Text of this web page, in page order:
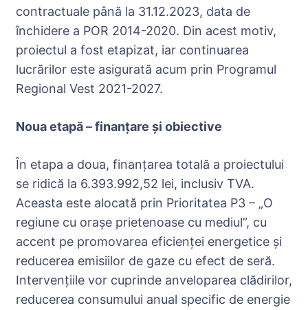
contractuale până la 31.12.2023, data de
închidere a POR 2014-2020. Din acest motiv,
proiectul a fost etapizat, iar continuarea
lucrărilor este asigurată acum prin Programul
Regional Vest 2021-2027.
Noua etapă – finanțare și obiective
În etapa a doua, finanțarea totală a proiectului
se ridică la 6.393.992,52 lei, inclusiv TVA.
Aceasta este alocată prin Prioritatea P3 – „O
regiune cu orașe prietenoase cu mediul”, cu
accent pe promovarea eficienței energetice și
reducerea emisiilor de gaze cu efect de seră.
Intervențiile vor cuprinde anveloparea clădirilor,
reducerea consumului anual specific de energie